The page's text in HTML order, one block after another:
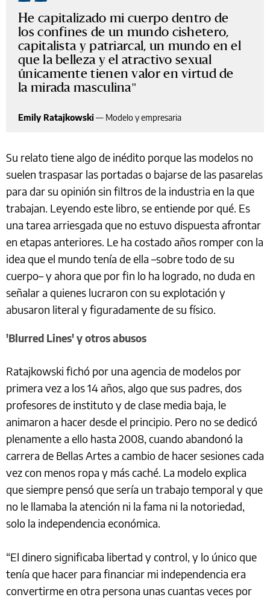
He capitalizado mi cuerpo dentro de
los confines de un mundo cishetero,
capitalista y patriarcal, un mundo en el
que la belleza y el atractivo sexual
únicamente tienen valor en virtud de
la mirada masculina
Emily Ratajkowski— Modelo y empresaria
Su relato tiene algo de inédito porque las modelos no
suelen traspasar las portadas o bajarse de las pasarelas
para dar su opinión sin filtros de la industria en la que
trabajan. Leyendo este libro, se entiende por qué. Es
una tarea arriesgada que no estuvo dispuesta afrontar
en etapas anteriores. Le ha costado años romper con la
idea que el mundo tenía de ella –sobre todo de su
cuerpo– y ahora que por fin lo ha logrado, no duda en
señalar a quienes lucraron con su explotación y
abusaron literal y figuradamente de su físico.
'Blurred Lines' y otros abusos
Ratajkowski fichó por una agencia de modelos por
primera vez a los 14 años, algo que sus padres, dos
profesores de instituto y de clase media baja, le
animaron a hacer desde el principio. Pero no se dedicó
plenamente a ello hasta 2008, cuando abandonó la
carrera de Bellas Artes a cambio de hacer sesiones cada
vez con menos ropa y más caché. La modelo explica
que siempre pensó que sería un trabajo temporal y que
no le llamaba la atención ni la fama ni la notoriedad,
solo la independencia económica.
“El dinero significaba libertad y control, y lo único que
tenía que hacer para financiar mi independencia era
convertirme en otra persona unas cuantas veces por